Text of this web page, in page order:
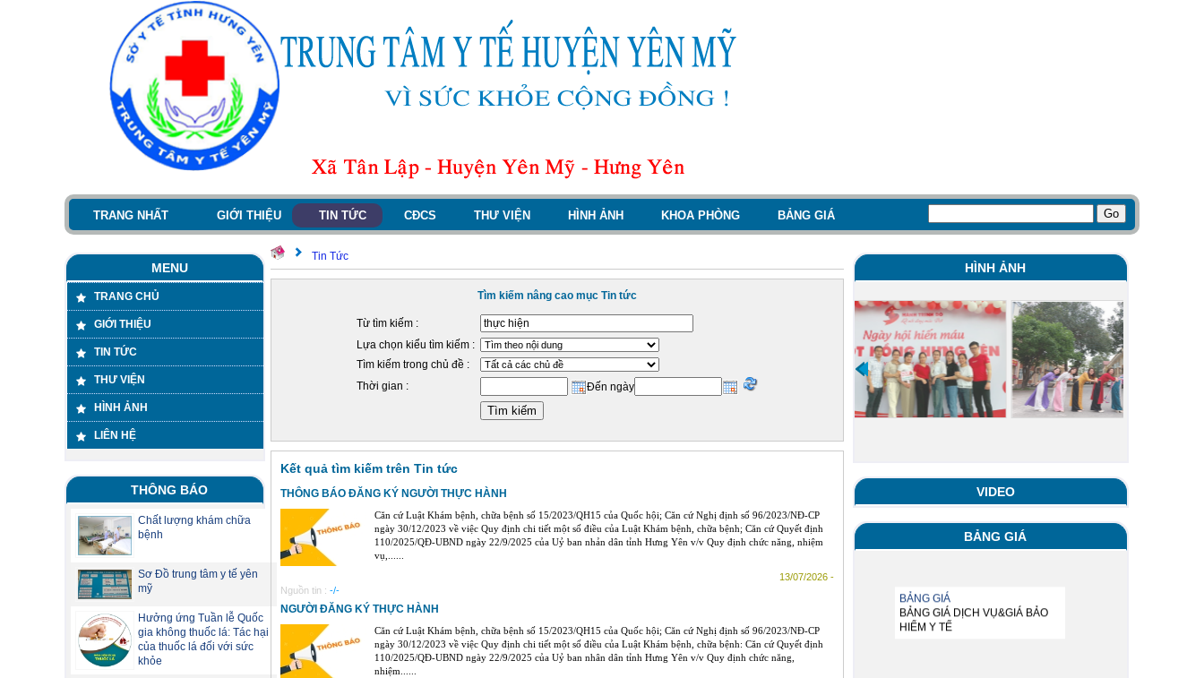
TRANG NHẤT GIỚI THIỆU TIN TỨC CĐCS THƯ VIỆN HÌNH ẢNH KHOA PHÒNG BẢNG GIÁ
MENU
TRANG CHỦ
GIỚI THIỆU
TIN TỨC
THƯ VIỆN
HÌNH ẢNH
LIÊN HỆ
THÔNG BÁO
Chất lượng khám chữa
bệnh
Sơ Đồ trung tâm y tế yên
mỹ
Hưởng ứng Tuần lễ Quốc
gia không thuốc lá: Tác hại
của thuốc lá đối với sức
khỏe
Tin Tức
Tìm kiếm nâng cao mục Tin tức
Từ tìm kiếm :
Lựa chọn kiểu tìm kiếm :
Tìm kiếm trong chủ đề :
Thời gian :
Đến ngày
Kết quả tìm kiếm trên Tin tức
THÔNG BÁO ĐĂNG KÝ NGƯỜI THỰC HÀNH
Căn cứ Luật Khám bệnh, chữa bệnh số 15/2023/QH15 của Quốc hội; Căn cứ Nghị định số 96/2023/NĐ-CP
ngày 30/12/2023 về việc Quy định chi tiết một số điều của Luật Khám bệnh, chữa bệnh; Căn cứ Quyết định
110/2025/QĐ-UBND ngày 22/9/2025 của Uỷ ban nhản dân tỉnh Hưng Yên v/v Quy định chức năng, nhiệm
vụ,......
13/07/2026 -
Nguồn tin : -/-
NGƯỜI ĐĂNG KÝ THỰC HÀNH
Căn cứ Luật Khám bệnh, chữa bệnh số 15/2023/QH15 của Quốc hội; Căn cứ Nghị định số 96/2023/NĐ-CP
ngày 30/12/2023 về việc Quy định chi tiết một số điều của Luật Khám bệnh, chữa bệnh: Căn cứ Quyết định
110/2025/QĐ-UBND ngày 22/9/2025 của Uỷ ban nhân dân tỉnh Hưng Yên v/v Quy định chức năng,
nhiệm......
HÌNH ẢNH
VIDEO
BẢNG GIÁ
BẢNG GIÁ